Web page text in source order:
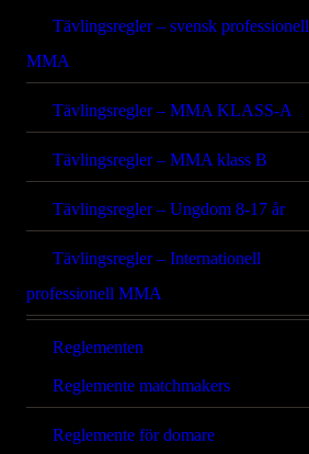
Tävlingsregler – svensk professionell
MMA
Tävlingsregler – MMA KLASS-A
Tävlingsregler – MMA klass B
Tävlingsregler – Ungdom 8-17 år
Tävlingsregler – Internationell
professionell MMA
Reglementen
Reglemente matchmakers
Reglemente för domare